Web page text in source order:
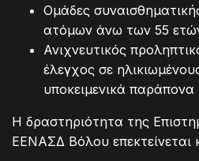
Ομάδες
ατόμων άνω των 55
Ανιχνευτικός
έλεγχος σε
υποκειμενικά παράπονα
Η δραστηριότητα της
ΕΕΝΑΣΔ Βόλου επεκτείνεται